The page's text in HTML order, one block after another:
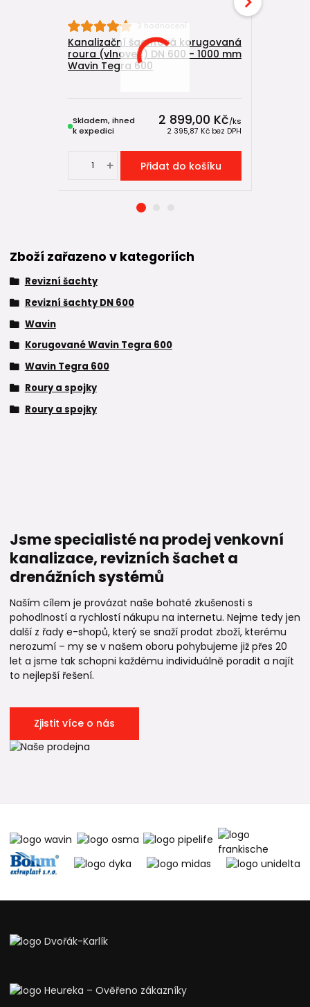
3 hodnocení
Kanalizační šachtová korugovaná
roura (vlnovec) DN 600 - 1000 mm
Wavin Tegra 600
2 899,00 Kč/ks
2 395,87 Kč bez DPH
Skladem, ihned
k expedici
Přidat do košíku
Zboží zařazeno v kategoriích
Revizní šachty
Revizní šachty DN 600
Wavin
Korugované Wavin Tegra 600
Wavin Tegra 600
Roury a spojky
Roury a spojky
Jsme specialisté na prodej venkovní
kanalizace, revizních šachet a
drenážních systémů
Naším cílem je provázat naše bohaté zkušenosti s
pohodlností a rychlostí nákupu na internetu. Nejme tedy jen
další z řady e-shopů, který se snaží prodat zboží, kterému
nerozumí – my se v našem oboru pohybujeme již přes 20
let a jsme tak schopni každému individuálně poradit a najít
to nejlepší řešení.
Zjistit více o nás